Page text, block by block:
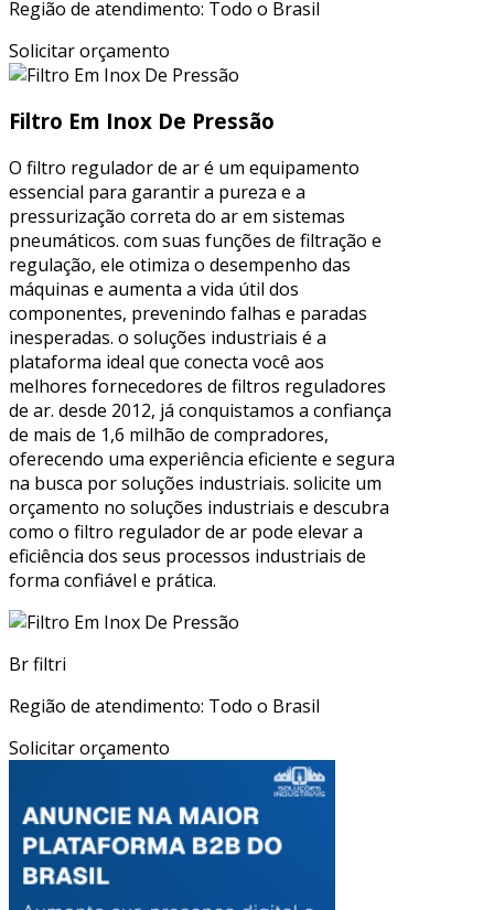
Região de atendimento: Todo o Brasil
Solicitar orçamento
Filtro Em Inox De Pressão
O filtro regulador de ar é um equipamento
essencial para garantir a pureza e a
pressurização correta do ar em sistemas
pneumáticos. com suas funções de filtração e
regulação, ele otimiza o desempenho das
máquinas e aumenta a vida útil dos
componentes, prevenindo falhas e paradas
inesperadas. o soluções industriais é a
plataforma ideal que conecta você aos
melhores fornecedores de filtros reguladores
de ar. desde 2012, já conquistamos a confiança
de mais de 1,6 milhão de compradores,
oferecendo uma experiência eficiente e segura
na busca por soluções industriais. solicite um
orçamento no soluções industriais e descubra
como o filtro regulador de ar pode elevar a
eficiência dos seus processos industriais de
forma confiável e prática.
Br filtri
Região de atendimento: Todo o Brasil
Solicitar orçamento